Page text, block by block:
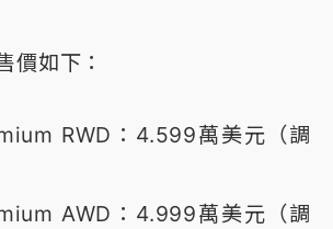
價如下：
RWD：4.599萬美元（調
AWD：4.999萬美元（調